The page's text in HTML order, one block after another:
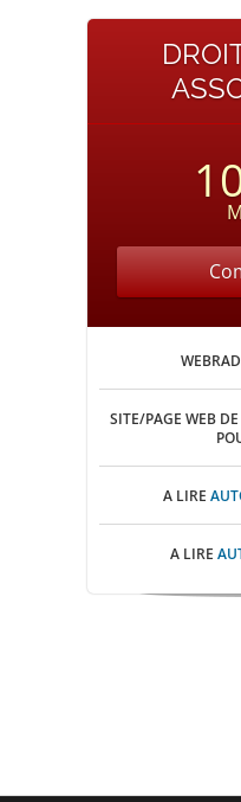
SITE/PAGE WEB
A LIRE
A LIRE